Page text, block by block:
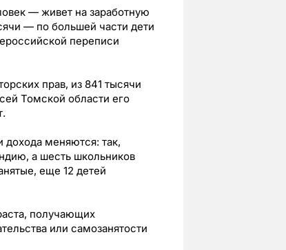
— живет на заработную
— по большей части дети
переписи
прав, из 841 тысячи
Томской области его
дохода меняются: так,
а шесть школьников
еще 12 детей
получающих
или самозанятости